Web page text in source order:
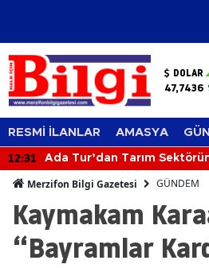
DOLAR
47,7436
RESMİ İLANLAR AMASYA
12:31
Ada Tur’dan Tarım
Merzifon Bilgi Gazetesi GÜNDEM
Kaymakam
“Bayramlar